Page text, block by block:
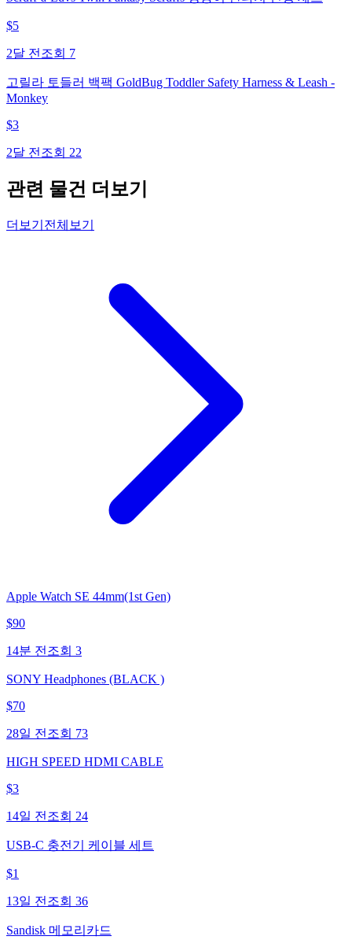
$5
2달 전 조회 7
고릴라 토들러 백팩 GoldBug Toddler Safety Harness & Leash -
Monkey
$3
2달 전 조회 22
관련 물건 더보기
더보기 전체보기
Apple Watch SE 44mm(1st Gen)
$90
14분 전 조회 3
SONY Headphones (BLACK )
$70
28일 전 조회 73
HIGH SPEED HDMI CABLE
$3
14일 전 조회 24
USB-C 충전기 케이블 세트
$1
13일 전 조회 36
Sandisk 메모리카드